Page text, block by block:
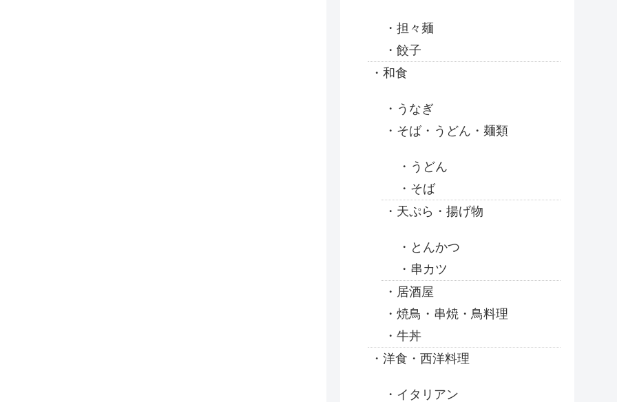
担々麺
餃子
和食
うなぎ
そば・うどん・麺類
うどん
そば
天ぷら・揚げ物
とんかつ
串カツ
居酒屋
焼鳥・串焼・鳥料理
牛丼
洋食・西洋料理
イタリアン